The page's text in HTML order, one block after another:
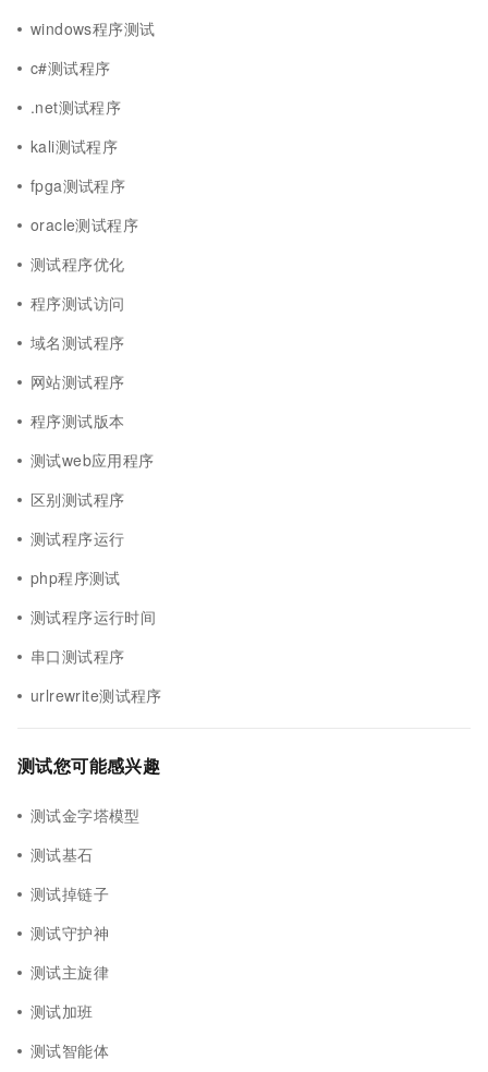
windows程序测试
c#测试程序
.net测试程序
kali测试程序
fpga测试程序
oracle测试程序
测试程序优化
程序测试访问
域名测试程序
网站测试程序
程序测试版本
测试web应用程序
区别测试程序
测试程序运行
php程序测试
测试程序运行时间
串口测试程序
urlrewrite测试程序
测试您可能感兴趣
测试金字塔模型
测试基石
测试掉链子
测试守护神
测试主旋律
测试加班
测试智能体